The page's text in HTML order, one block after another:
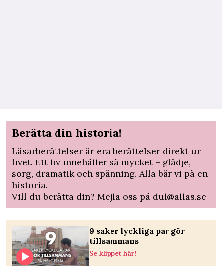
Berätta din historia!
Läsarberättelser är era berättelser direkt ur
livet. Ett liv innehåller så mycket – glädje,
sorg, dramatik och spänning. Alla bär vi på en
historia.
Vill du berätta din? Mejla oss på dul@allas.se
9 saker lyckliga par gör
tillsammans
Se klippet här!